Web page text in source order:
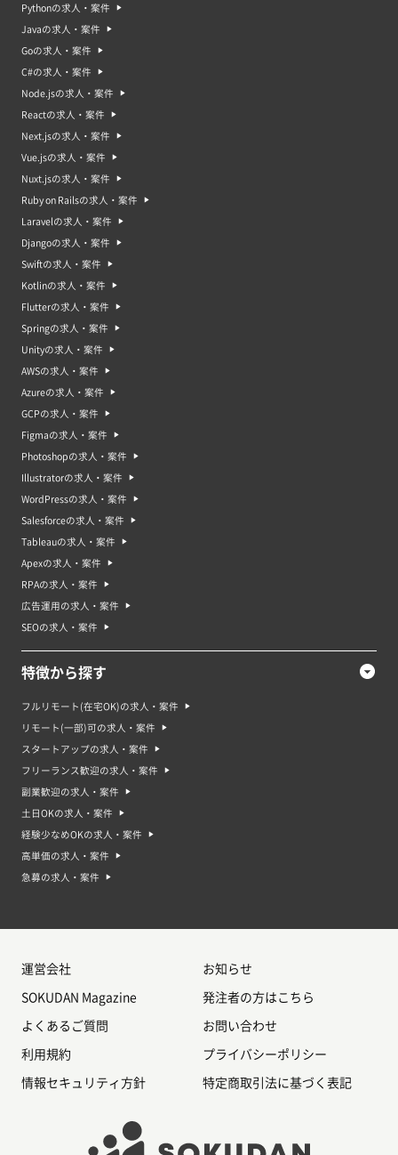
Pythonの求人・案件
Javaの求人・案件
Goの求人・案件
C#の求人・案件
Node.jsの求人・案件
Reactの求人・案件
Next.jsの求人・案件
Vue.jsの求人・案件
Nuxt.jsの求人・案件
Ruby on Railsの求人・案件
Laravelの求人・案件
Djangoの求人・案件
Swiftの求人・案件
Kotlinの求人・案件
Flutterの求人・案件
Springの求人・案件
Unityの求人・案件
AWSの求人・案件
Azureの求人・案件
GCPの求人・案件
Figmaの求人・案件
Photoshopの求人・案件
Illustratorの求人・案件
WordPressの求人・案件
Salesforceの求人・案件
Tableauの求人・案件
Apexの求人・案件
RPAの求人・案件
広告運用の求人・案件
SEOの求人・案件
特徴から探す
フルリモート(在宅OK)の求人・案件
リモート(一部)可の求人・案件
スタートアップの求人・案件
フリーランス歓迎の求人・案件
副業歓迎の求人・案件
土日OKの求人・案件
経験少なめOKの求人・案件
高単価の求人・案件
急募の求人・案件
運営会社 お知らせ
SOKUDAN Magazine 発注者の方はこちら
よくあるご質問 お問い合わせ
利用規約 プライバシーポリシー
情報セキュリティ方針 特定商取引法に基づく表記